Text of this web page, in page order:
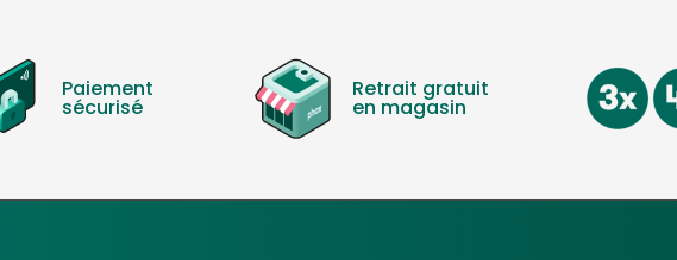
Paiement
sécurisé
Retrait gratuit
en magasin